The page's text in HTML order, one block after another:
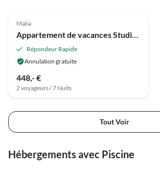
Malia
Appartement de vacances Studio Porte vers la Nature
Répondeur Rapide
Annulation gratuite
448,- €
2 voyageurs / 7 Nuits
Tout Voir
Hébergements avec Piscine